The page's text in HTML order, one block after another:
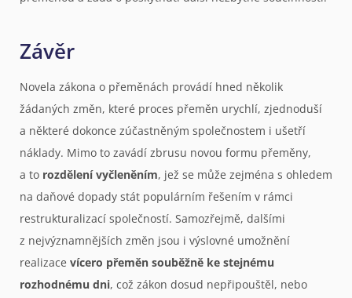
Závěr
Novela zákona o přeměnách provádí hned několik
žádaných změn, které proces přeměn urychlí, zjednoduší
a některé dokonce zúčastněným společnostem i ušetří
náklady. Mimo to zavádí zbrusu novou formu přeměny,
a to rozdělení vyčleněním, jež se může zejména s ohledem
na daňové dopady stát populárním řešením v rámci
restrukturalizací společností. Samozřejmě, dalšími
z nejvýznamnějších změn jsou i výslovné umožnění
realizace vícero přeměn souběžně ke stejnému
rozhodnému dni, což zákon dosud nepřipouštěl, nebo